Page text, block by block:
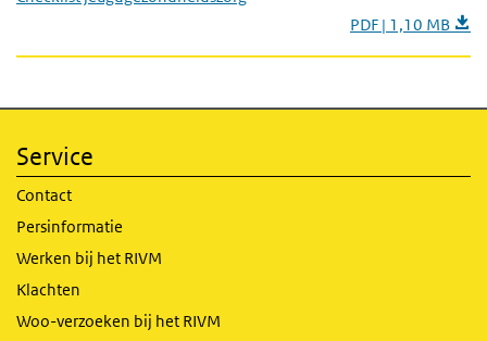
PDF | 1,10 MB
Service
Contact
Persinformatie
Werken bij het RIVM
Klachten
Woo-verzoeken bij het RIVM